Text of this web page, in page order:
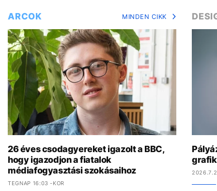
ARCOK MINDEN CIKK
26 éves csodagyereket igazolt a BBC,
hogy igazodjon a fiatalok
médiafogyasztási szokásaihoz
TEGNAP 16:03 -KOR